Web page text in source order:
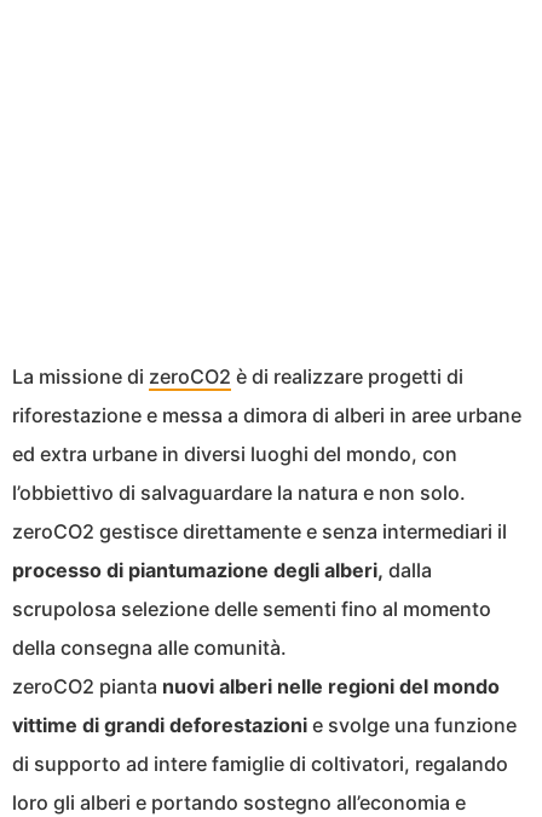
La missione di zeroCO2 è di realizzare progetti di
riforestazione e messa a dimora di alberi in aree urbane
ed extra urbane in diversi luoghi del mondo, con
l’obbiettivo di salvaguardare la natura e non solo.
zeroCO2 gestisce direttamente e senza intermediari il
processo di piantumazione degli alberi, dalla
scrupolosa selezione delle sementi fino al momento
della consegna alle comunità.
zeroCO2 pianta nuovi alberi nelle regioni del mondo
vittime di grandi deforestazioni e svolge una funzione
di supporto ad intere famiglie di coltivatori, regalando
loro gli alberi e portando sostegno all’economia e